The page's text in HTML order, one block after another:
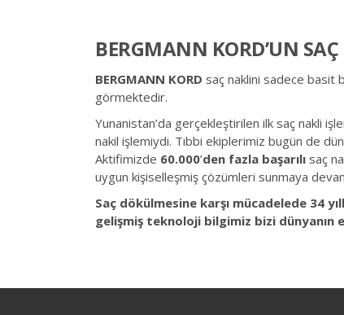
BERGMANN KORD’UN
BERGMANN KORD saç naklini sadece basit
görmektedir.
Yunanistan’da gerçekleştirilen ilk saç nakli
nakil işlemiydi. Tıbbi ekiplerimiz bugün de
Aktifimizde 60.000’den fazla başarılı saç
uygun kişiselleşmiş çözümleri sunmaya
Saç dökülmesine karşı mücadelede 34
gelişmiş teknoloji bilgimiz bizi dünyanın